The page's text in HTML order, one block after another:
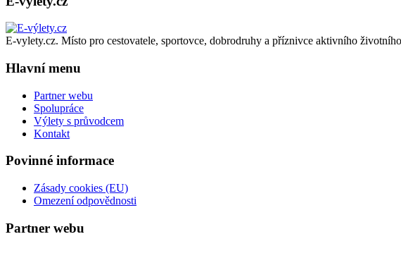
E-vylety.cz. Místo pro cestovatele, sportovce, dobrodruhy a příznivce aktivního
Hlavní menu
Partner webu
Spolupráce
Výlety s průvodcem
Kontakt
Povinné informace
Zásady cookies (EU)
Omezení odpovědnosti
Partner webu